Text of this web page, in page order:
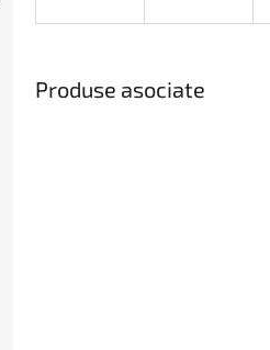
Produse asociate